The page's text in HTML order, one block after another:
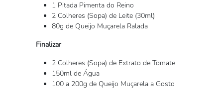
1 Pitada Pimenta do Reino
2 Colheres (Sopa) de Leite (30ml)
80g de Queijo Muçarela Ralada
Finalizar
2 Colheres (Sopa) de Extrato de Tomate
150ml de Água
100 a 200g de Queijo Muçarela a Gosto